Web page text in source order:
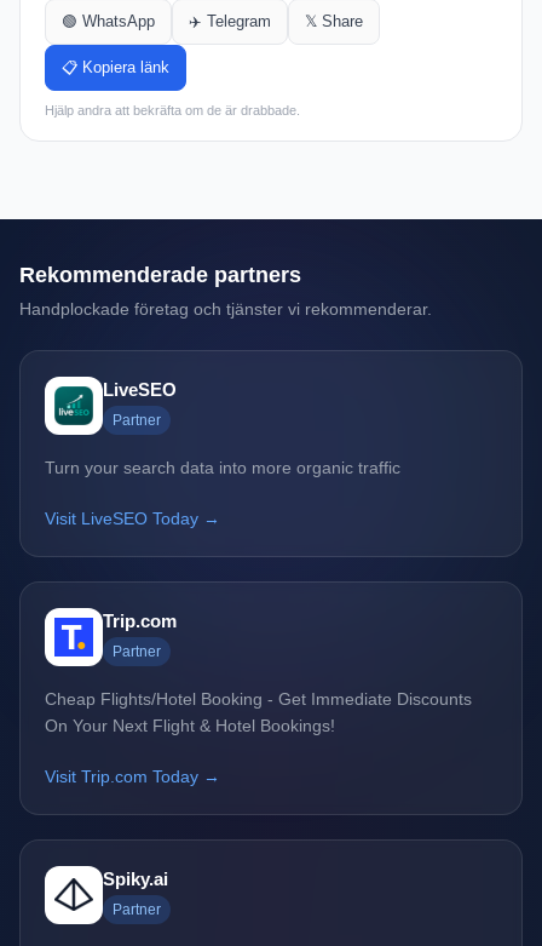
🟢 WhatsApp ✈️ Telegram 𝕏 Share
📋 Kopiera länk
Hjälp andra att bekräfta om de är drabbade.
Rekommenderade partners
Handplockade företag och tjänster vi rekommenderar.
LiveSEO
Partner
Turn your search data into more organic traffic
Visit LiveSEO Today →
Trip.com
Partner
Cheap Flights/Hotel Booking - Get Immediate Discounts
On Your Next Flight & Hotel Bookings!
Visit Trip.com Today →
Spiky.ai
Partner